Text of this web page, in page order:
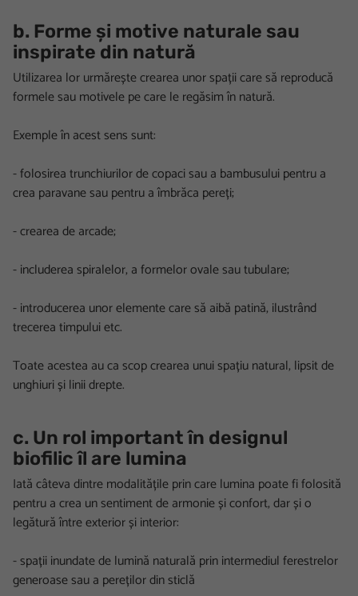
b. Forme și motive naturale sau
inspirate din natură
Utilizarea lor urmărește crearea unor spații care să reproducă
formele sau motivele pe care le regăsim în natură.
Exemple în acest sens sunt:
- folosirea trunchiurilor de copaci sau a bambusului pentru a
crea paravane sau pentru a îmbrăca pereți;
- crearea de arcade;
- includerea spiralelor, a formelor ovale sau tubulare;
- introducerea unor elemente care să aibă patină, ilustrând
trecerea timpului etc.
Toate acestea au ca scop crearea unui spațiu natural, lipsit de
unghiuri și linii drepte.
c. Un rol important în designul
biofilic îl are lumina
Iată câteva dintre modalitățile prin care lumina poate fi folosită
pentru a crea un sentiment de armonie și confort, dar și o
legătură între exterior și interior:
- spații inundate de lumină naturală prin intermediul ferestrelor
generoase sau a pereților din sticlă